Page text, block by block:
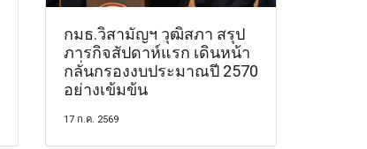
กมธ.วิสามัญฯ วุฒิสภา สรุป
ภารกิจสัปดาห์แรก เดินหน้า
กลั่นกรองงบประมาณปี 2570
อย่างเข้มข้น
17 ก.ค. 2569